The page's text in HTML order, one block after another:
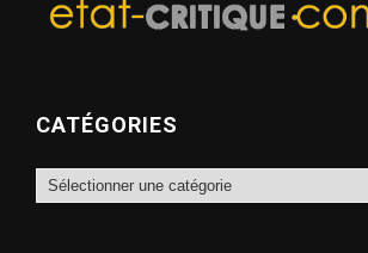
CATÉGORIES
Catégories